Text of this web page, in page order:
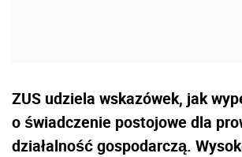
ZUS udziela wskazówek, jak
o świadczenie postojowe dla
działalność gospodarczą.